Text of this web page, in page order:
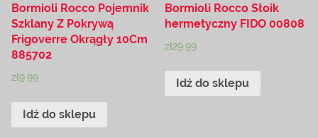
Bormioli Rocco Pojemnik
Szklany Z Pokrywą
Frigoverre Okrągły 10Cm
885702
zł9.99
Idź do sklepu
Bormioli Rocco Słoik
hermetyczny FIDO 00808
zł29.99
Idź do sklepu